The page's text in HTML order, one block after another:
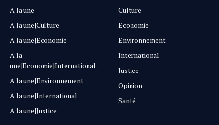
A la une
A la une|Culture
A la une|Economie
A la
une|Economie|International
A la une|Environnement
A la une|International
A la une|Justice
Culture
Economie
Environnement
International
Justice
Opinion
Santé